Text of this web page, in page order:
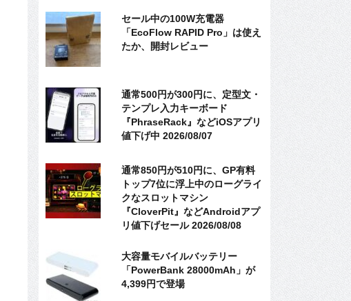
セール中の100W充電器
「EcoFlow RAPID Pro」は使え
たか、開封レビュー
通常500円が300円に、定型文・
テンプレ入力キーボード
『PhraseRack』などiOSアプリ
値下げ中 2026/08/07
通常850円が510円に、GP有料
トップ7位に浮上中のローグライ
クなスロットマシン
『CloverPit』などAndroidアプ
リ値下げセール 2026/08/08
大容量モバイルバッテリー
「PowerBank 28000mAh」が
4,399円で登場